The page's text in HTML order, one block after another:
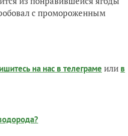
с промороженным
на нас в телеграме или в